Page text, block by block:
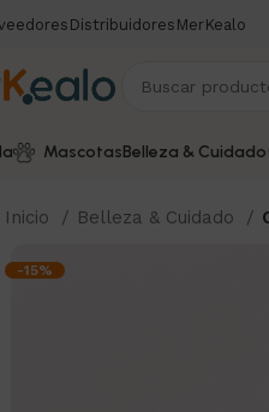
Distribuidores MerKealo
MascotasBelleza & Cuidado
Inicio Belleza & Cuidado
-15%